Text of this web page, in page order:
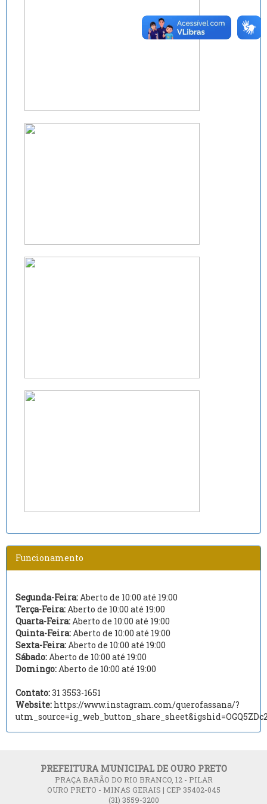
Funcionamento
Segunda-Feira:Aberto de 10:00 até 19:00
Terça-Feira:Aberto de 10:00 até 19:00
Quarta-Feira:Aberto de 10:00 até 19:00
Quinta-Feira:Aberto de 10:00 até 19:00
Sexta-Feira:Aberto de 10:00 até 19:00
Sábado:Aberto de 10:00 até 19:00
Domingo:Aberto de 10:00 até 19:00
Contato:31 3553-1651
Website: https://www.instagram.com/querofassana/?
PREFEITURA MUNICIPAL DE OURO PRETO
PRAÇA BARÃO DO RIO BRANCO, 12 - PILAR
OURO PRETO - MINAS GERAIS | CEP 35402-045
(31) 3559-3200